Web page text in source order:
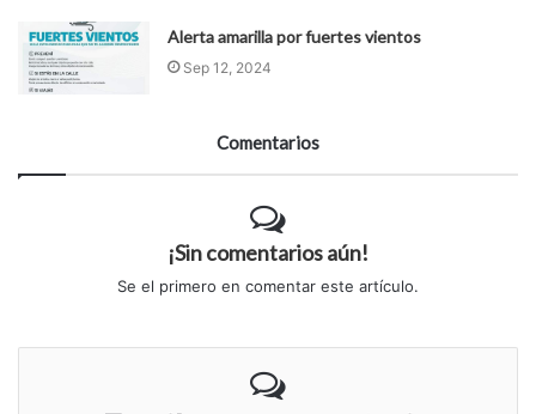
Alerta amarilla por fuertes vientos
Sep 12, 2024
Comentarios
¡Sin comentarios aún!
Se el primero en comentar este artículo.